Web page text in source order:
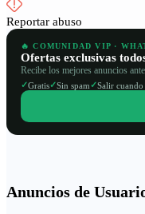
Reportar abuso
🔥 COMUNIDAD VIP ·
Ofertas exclusivas
Recibe los mejores anuncios
✓Gratis✓Sin spam✓Salir cuando
Anuncios de